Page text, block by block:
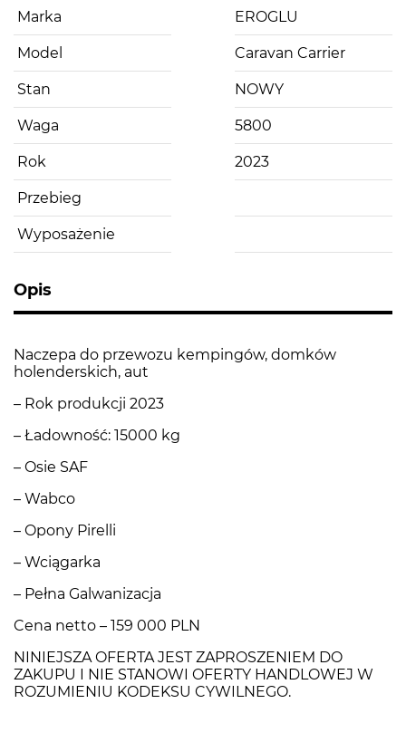
Marka EROGLU
Model Caravan Carrier
Stan NOWY
Waga 5800
Rok 2023
Przebieg
Wyposażenie
Opis
Naczepa do przewozu kempingów, domków
holenderskich, aut
– Rok produkcji 2023
– Ładowność: 15000 kg
– Osie SAF
– Wabco
– Opony Pirelli
– Wciągarka
– Pełna Galwanizacja
Cena netto – 159 000 PLN
NINIEJSZA OFERTA JEST ZAPROSZENIEM DO
ZAKUPU I NIE STANOWI OFERTY HANDLOWEJ W
ROZUMIENIU KODEKSU CYWILNEGO.